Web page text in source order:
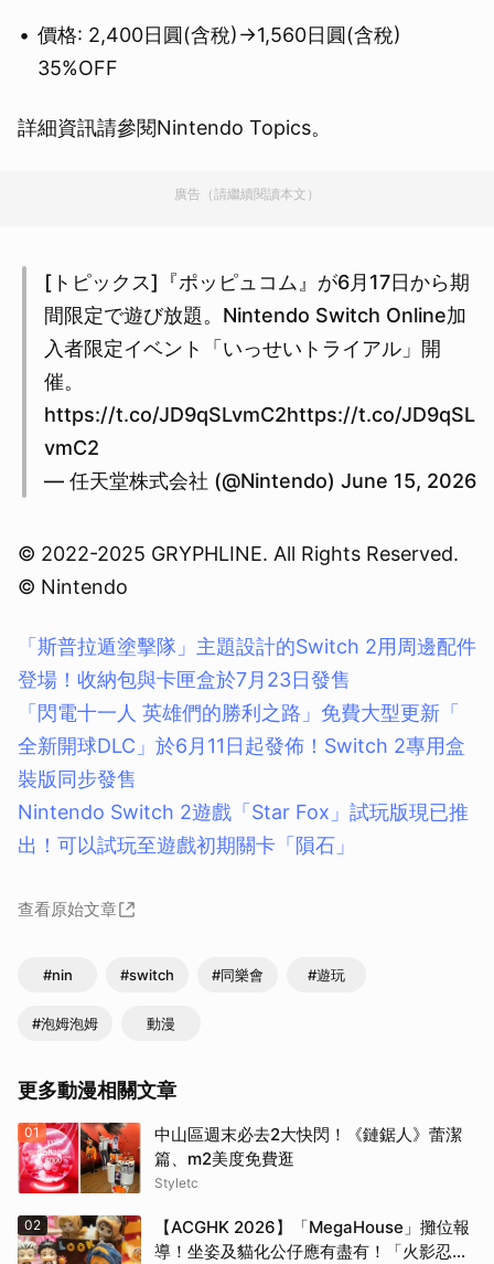
價格: 2,400日圓(含稅)→1,560日圓(含稅)
35%OFF
詳細資訊請參閱Nintendo Topics。
廣告（請繼續閱讀本文）
[トピックス]『ポッピュコム』が6月17日から期
間限定で遊び放題。Nintendo Switch Online加
入者限定イベント「いっせいトライアル」開
催。
https://t.co/JD9qSLvmC2https://t.co/JD9qSL
vmC2
— 任天堂株式会社 (@Nintendo) June 15, 2026
© 2022-2025 GRYPHLINE. All Rights Reserved.
© Nintendo
「斯普拉遁塗擊隊」主題設計的Switch 2用周邊配件
登場！收納包與卡匣盒於7月23日發售
「閃電十一人 英雄們的勝利之路」免費大型更新「
全新開球DLC」於6月11日起發佈！Switch 2專用盒
裝版同步發售
Nintendo Switch 2遊戲「Star Fox」試玩版現已推
出！可以試玩至遊戲初期關卡「隕石」
查看原始文章
#nin #switch #同樂會 #遊玩
#泡姆泡姆 動漫
更多動漫相關文章
01
中山區週末必去2大快閃！《鏈鋸人》蕾潔
篇、m2美度免費逛
Styletc
02
【ACGHK 2026】「MegaHouse」攤位報
導！坐姿及貓化公仔應有盡有！「火影忍